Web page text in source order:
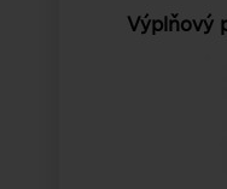
Výplňový